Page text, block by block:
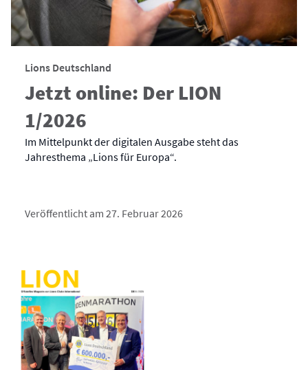
Lions Deutschland
Jetzt online: Der LION
1/2026
Im Mittelpunkt der digitalen Ausgabe steht das
Jahresthema „Lions für Europa“.
Veröffentlicht am 27. Februar 2026